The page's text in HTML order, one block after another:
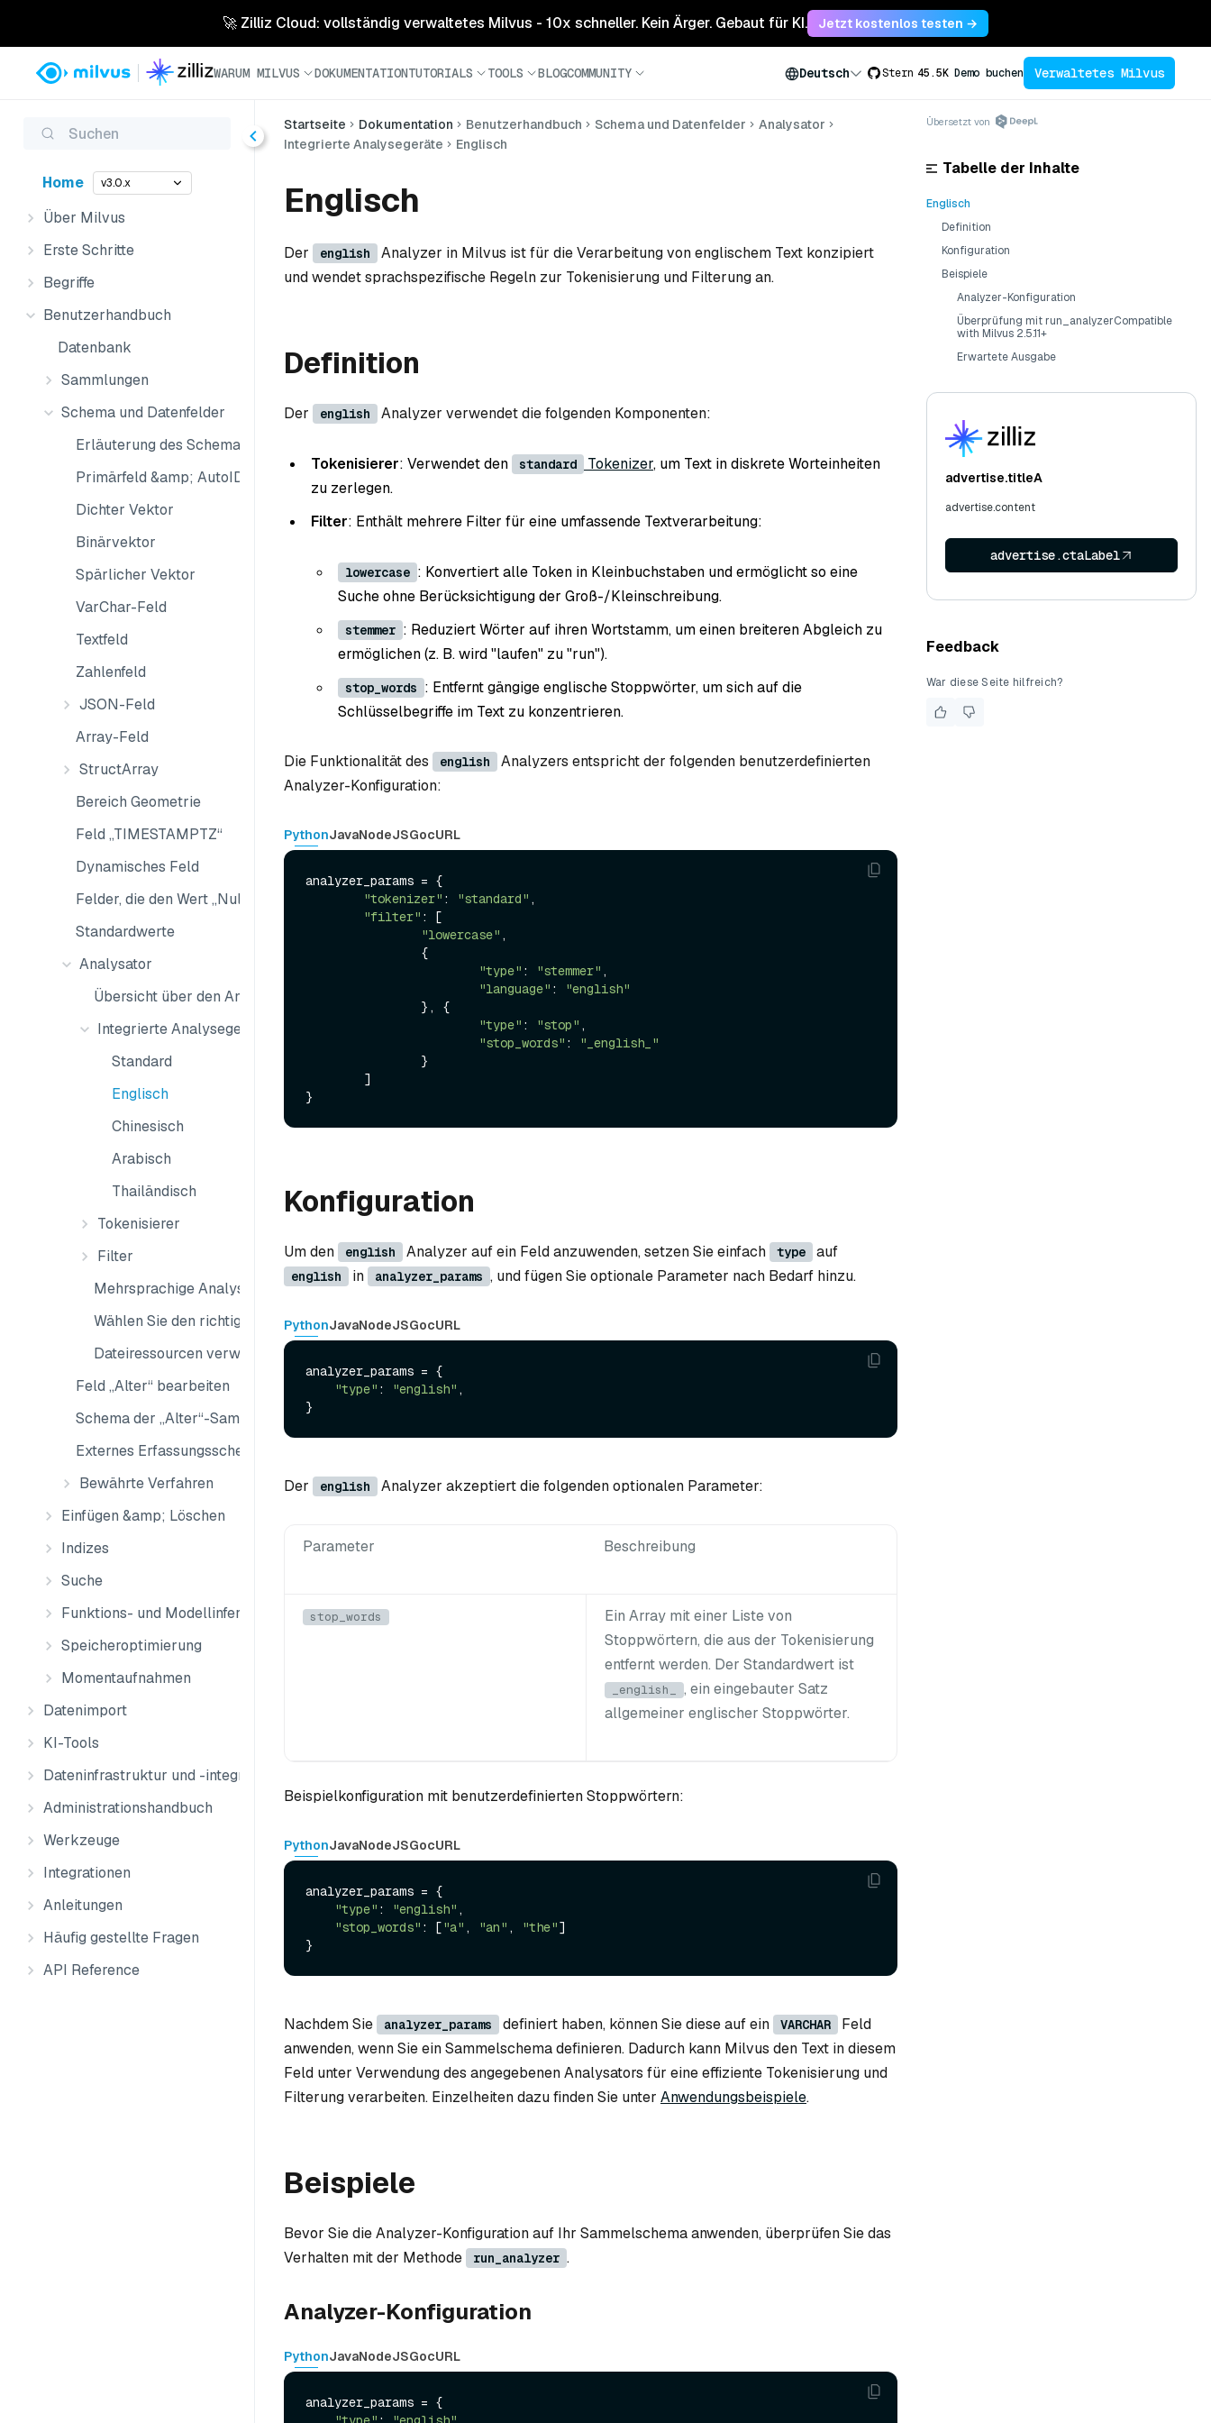
🚀 Zilliz Cloud: vollständig verwaltetes Milvus - 10x schneller. Kein Ärger. Gebaut für KI. Jetzt kostenlos testen →
WARUM MILVUS DOKUMENTATIONTUTORIALS TOOLS BLOGCOMMUNITY Deutsch Stern 45.5K Demo buchen Verwaltetes Milvus
Suchen
Home v3.0.x
Über Milvus
Erste Schritte
Begriffe
Benutzerhandbuch
Datenbank
Sammlungen
Schema und Datenfelder
Erläuterung des Schemas
Primärfeld &amp; AutoID
Dichter Vektor
Binärvektor
Spärlicher Vektor
VarChar-Feld
Textfeld
Zahlenfeld
JSON-Feld
Array-Feld
StructArray
Bereich Geometrie
Feld „TIMESTAMPTZ“
Dynamisches Feld
Felder, die den Wert „Null“ annehmen können
Standardwerte
Analysator
Übersicht über den Analysator
Integrierte Analysegeräte
Standard
Englisch
Chinesisch
Arabisch
Thailändisch
Tokenisierer
Filter
Mehrsprachige Analysatoren
Wählen Sie den richtigen Analysator für Ihren Anwendungsfall
Dateiressourcen verwalten
Feld „Alter“ bearbeiten
Schema der „Alter“-Sammlung ändern
Externes Erfassungsschema ändern
Bewährte Verfahren
Einfügen &amp; Löschen
Indizes
Suche
Funktions- und Modellinferenz
Speicheroptimierung
Momentaufnahmen
Datenimport
KI-Tools
Dateninfrastruktur und -integration
Administrationshandbuch
Werkzeuge
Integrationen
Anleitungen
Häufig gestellte Fragen
API Reference
Startseite Dokumentation Benutzerhandbuch Schema und Datenfelder
Analysator
Integrierte Analysegeräte
Englisch
Englisch
Der english
Analyzer in Milvus ist für die Verarbeitung von englischem Text konzipiert
und wendet sprachspezifische Regeln zur Tokenisierung und Filterung an.
Definition
Der english Analyzer verwendet die folgenden Komponenten:
Tokenisierer: Verwendet den standard Tokenizer, um Text in diskrete Worteinheiten
zu zerlegen.
Filter: Enthält mehrere Filter für eine umfassende Textverarbeitung:
lowercase : Konvertiert alle Token in Kleinbuchstaben und ermöglicht so eine
Suche ohne Berücksichtigung der Groß-/Kleinschreibung.
stemmer : Reduziert Wörter auf ihren Wortstamm, um einen breiteren Abgleich zu
ermöglichen (z. B. wird "laufen" zu "run").
stop_words : Entfernt gängige englische Stoppwörter, um sich auf die
Schlüsselbegriffe im Text zu konzentrieren.
Die Funktionalität des english
Analyzers entspricht der folgenden benutzerdefinierten
Analyzer-Konfiguration:
PythonJavaNodeJSGocURL
analyzer_params = {
"tokenizer" : "standard" ,
"filter" : [
"lowercase" ,
"type" : "stemmer" ,
"language" :
"english"
"type" : "stop" ,
"stop_words" :
"_english_"
Konfiguration
Um den english Analyzer auf ein Feld anzuwenden, setzen Sie einfach type auf
english in analyzer_params , und fügen Sie optionale Parameter nach Bedarf hinzu.
PythonJavaNodeJSGocURL
analyzer_params = {
"type" : "english" ,
Der english Analyzer akzeptiert die folgenden optionalen Parameter:
Parameter Beschreibung
stop_words
Ein Array mit einer Liste von
Stoppwörtern, die aus der Tokenisierung
entfernt werden. Der Standardwert ist
_english_
, ein eingebauter Satz
allgemeiner englischer Stoppwörter.
Beispielkonfiguration mit benutzerdefinierten Stoppwörtern:
PythonJavaNodeJSGocURL
analyzer_params = {
"type" : "english" ,
"stop_words" : ["a" , "an" , "the"]
Nachdem Sie analyzer_params definiert haben, können Sie diese auf ein VARCHAR
Feld
anwenden, wenn Sie ein Sammelschema definieren. Dadurch kann Milvus den Text in diesem
Feld unter Verwendung des angegebenen Analysators für eine effiziente Tokenisierung und
Filterung verarbeiten. Einzelheiten dazu finden Sie unter Anwendungsbeispiele.
Beispiele
Bevor Sie die Analyzer-Konfiguration auf Ihr Sammelschema anwenden, überprüfen Sie das
Verhalten mit der Methode
run_analyzer .
Analyzer-Konfiguration
PythonJavaNodeJSGocURL
analyzer_params = {
Übersetzt von
Tabelle der Inhalte
Englisch
Definition
Konfiguration
Beispiele
Analyzer-Konfiguration
Überprüfung mit run_analyzerCompatible
with Milvus 2.5.11+
Erwartete Ausgabe
advertise.titleA
advertise.content
advertise.ctaLabel
Feedback
War diese Seite hilfreich?